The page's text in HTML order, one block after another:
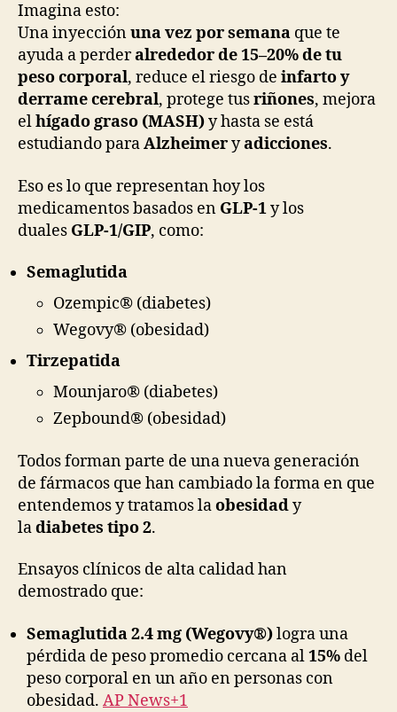
Imagina esto:
Una inyecciónuna vez por semana que te
ayuda a perderalrededor de 15–20% de tu
peso corporal, reduce el riesgo de infarto y
derrame cerebral, protege tusriñones, mejora
elhígado graso (MASH)y hasta se está
estudiando paraAlzheimeryadicciones.
Eso es lo que representan hoy los
medicamentos basados en GLP-1y los
duales GLP-1/GIP, como:
Semaglutida
Ozempic® (diabetes)
Wegovy® (obesidad)
Tirzepatida
Mounjaro® (diabetes)
Zepbound® (obesidad)
Todos forman parte de una nueva generación
de fármacos que han cambiado la forma en que
entendemos y tratamos laobesidady
ladiabetes tipo 2.
Ensayos clínicos de alta calidad han
demostrado que:
Semaglutida 2.4 mg (Wegovy®)logra una
pérdida de peso promedio cercana al15% del
peso corporal en un año en personas con
obesidad. AP News+1